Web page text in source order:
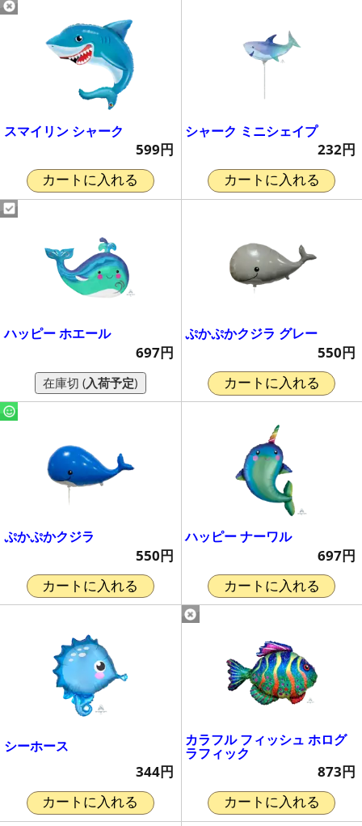
スマイリン シャーク
599円
カートに入れる
シャーク ミニシェイプ
232円
カートに入れる
ハッピー ホエール
697円
在庫切 (入荷予定)
ぷかぷかクジラ グレー
550円
カートに入れる
ぷかぷかクジラ
550円
カートに入れる
ハッピー ナーワル
697円
カートに入れる
シーホース
344円
カートに入れる
カラフル フィッシュ ホログ
ラフィック
873円
カートに入れる